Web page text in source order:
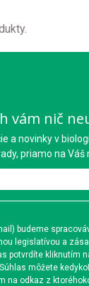
vám nič
a novinky v
priamo na Váš
budeme
legislatívou a
potvrdíte kliknutím
môžete
na odkaz z